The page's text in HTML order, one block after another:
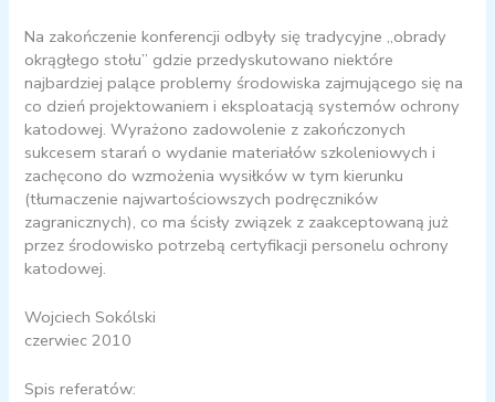
Na zakończenie konferencji odbyły się tradycyjne „obrady
okrągłego stołu” gdzie przedyskutowano niektóre
najbardziej palące problemy środowiska zajmującego się na
co dzień projektowaniem i eksploatacją systemów ochrony
katodowej. Wyrażono zadowolenie z zakończonych
sukcesem starań o wydanie materiałów szkoleniowych i
zachęcono do wzmożenia wysiłków w tym kierunku
(tłumaczenie najwartościowszych podręczników
zagranicznych), co ma ścisły związek z zaakceptowaną już
przez środowisko potrzebą certyfikacji personelu ochrony
katodowej.
Wojciech Sokólski
czerwiec 2010
Spis referatów: